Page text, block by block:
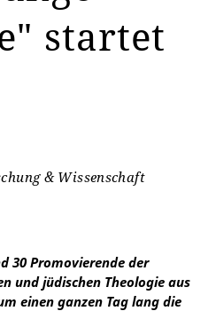
startet
& Wissenschaft
30 Promovierende der
und jüdischen Theologie aus
einen ganzen Tag lang die